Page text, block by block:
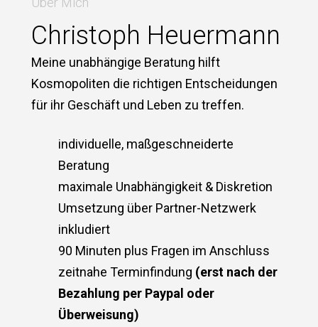
Christoph Heuermann
Meine unabhängige Beratung hilft
Kosmopoliten die richtigen Entscheidungen
für ihr Geschäft und Leben zu treffen.
individuelle, maßgeschneiderte
Beratung
maximale Unabhängigkeit & Diskretion
Umsetzung über Partner-Netzwerk
inkludiert
90 Minuten plus Fragen im Anschluss
zeitnahe Terminfindung (erst nach der
Bezahlung per Paypal oder
Überweisung)